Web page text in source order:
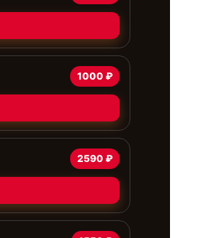
1000 ₽
2590 ₽